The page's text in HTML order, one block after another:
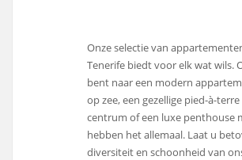
Onze selectie van
Tenerife biedt voor elk wat wils.
bent naar een modern
op zee, een gezellige pied-à-
centrum of een luxe penthouse
hebben het allemaal. Laat u
diversiteit en schoonheid van